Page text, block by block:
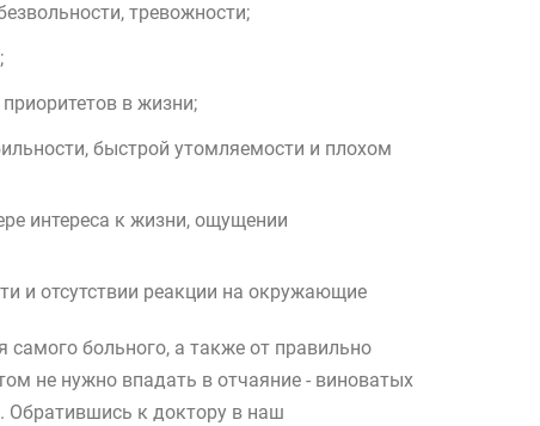
тревожности;
в жизни;
быстрой утомляемости и плохом
интереса к жизни, ощущении
и отсутствии реакции на окружающие
самого больного, а также от правильно
не нужно впадать в отчаяние - виноватых
Обратившись к доктору в наш